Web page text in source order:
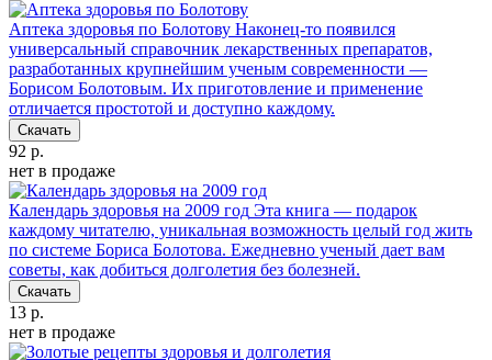
Аптека здоровья по Болотову Наконец-то появился
универсальный справочник лекарственных препаратов,
разработанных крупнейшим ученым современности —
Борисом Болотовым. Их приготовление и применение
отличается простотой и доступно каждому.
Скачать
92 р.
нет в продаже
Календарь здоровья на 2009 год Эта книга — подарок
каждому читателю, уникальная возможность целый год жить
по системе Бориса Болотова. Ежедневно ученый дает вам
советы, как добиться долголетия без болезней.
Скачать
13 р.
нет в продаже